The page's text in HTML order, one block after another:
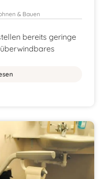
& Bauen
bereits geringe